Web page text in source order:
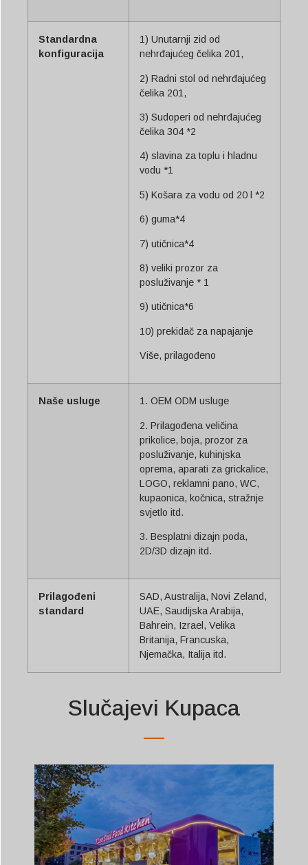
Standardna
konfiguracija
1) Unutarnji zid od
nehrđajućeg čelika 201,
2) Radni stol od nehrđajućeg
čelika 201,
3) Sudoperi od nehrđajućeg
čelika 304 *2
4) slavina za toplu i hladnu
vodu *1
5) Košara za vodu od 20 l *2
6) guma*4
7) utičnica*4
8) veliki prozor za
posluživanje * 1
9) utičnica*6
10) prekidač za napajanje
Više, prilagođeno
Naše usluge 1. OEM ODM usluge
2. Prilagođena veličina
prikolice, boja, prozor za
posluživanje, kuhinjska
oprema, aparati za grickalice,
LOGO, reklamni pano, WC,
kupaonica, kočnica, stražnje
svjetlo itd.
3. Besplatni dizajn poda,
2D/3D dizajn itd.
Prilagođeni
standard
SAD, Australija, Novi Zeland,
UAE, Saudijska Arabija,
Bahrein, Izrael, Velika
Britanija, Francuska,
Njemačka, Italija itd.
Slučajevi Kupaca